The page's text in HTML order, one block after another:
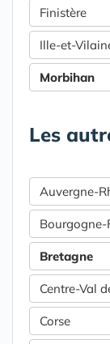
Finistère
Ille-et-
Morbihan
Les
Auvergne-
Bourgogne-
Bretagne
Centre-Val
Corse